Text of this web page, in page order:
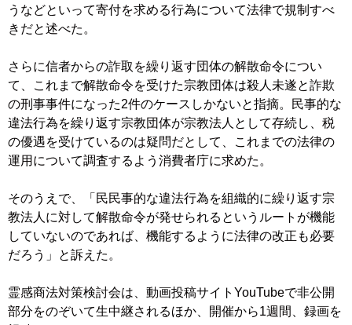
うなどといって寄付を求める行為について法律で規制すべ
きだと述べた。
さらに信者からの詐取を繰り返す団体の解散命令につい
て、これまで解散命令を受けた宗教団体は殺人未遂と詐欺
の刑事事件になった2件のケースしかないと指摘。民事的な
違法行為を繰り返す宗教団体が宗教法人として存続し、税
の優遇を受けているのは疑問だとして、これまでの法律の
運用について調査するよう消費者庁に求めた。
そのうえで、「民民事的な違法行為を組織的に繰り返す宗
教法人に対して解散命令が発せられるというルートが機能
していないのであれば、機能するように法律の改正も必要
だろう」と訴えた。
霊感商法対策検討会は、動画投稿サイトYouTubeで非公開
部分をのぞいて生中継されるほか、開催から1週間、録画を